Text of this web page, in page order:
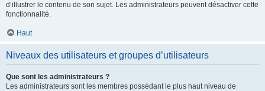
d’illustrer le contenu de son sujet. Les administrateurs peuvent désactiver cette
fonctionnalité.
Haut
Niveaux des utilisateurs et groupes d’utilisateurs
Que sont les administrateurs ?
Les administrateurs sont les membres possédant le plus haut niveau de